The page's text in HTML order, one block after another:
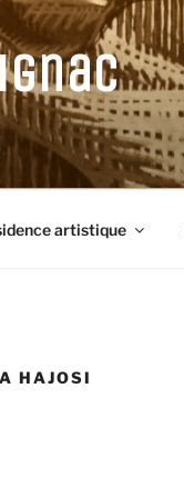
artistique
HAJOSI